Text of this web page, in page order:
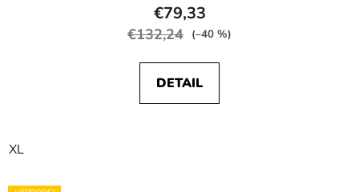
€79,33
€132,24 (–40 %)
DETAIL
XL